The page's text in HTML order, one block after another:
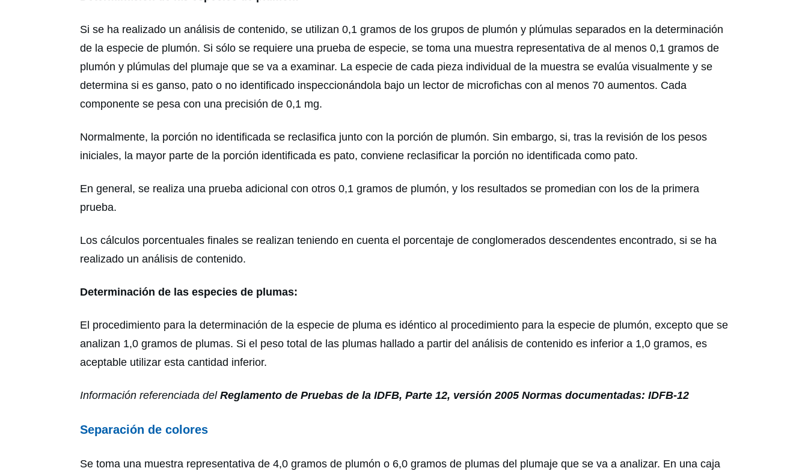
Si se ha realizado un análisis de contenido, se utilizan 0,1 gramos de los grupos de plumón y plúmulas separados en la determinación
de la especie de plumón. Si sólo se requiere una prueba de especie, se toma una muestra representativa de al menos 0,1 gramos de
plumón y plúmulas del plumaje que se va a examinar. La especie de cada pieza individual de la muestra se evalúa visualmente y se
determina si es ganso, pato o no identificado inspeccionándola bajo un lector de microfichas con al menos 70 aumentos. Cada
componente se pesa con una precisión de 0,1 mg.
Normalmente, la porción no identificada se reclasifica junto con la porción de plumón. Sin embargo, si, tras la revisión de los pesos
iniciales, la mayor parte de la porción identificada es pato, conviene reclasificar la porción no identificada como pato.
En general, se realiza una prueba adicional con otros 0,1 gramos de plumón, y los resultados se promedian con los de la primera
prueba.
Los cálculos porcentuales finales se realizan teniendo en cuenta el porcentaje de conglomerados descendentes encontrado, si se ha
realizado un análisis de contenido.
Determinación de las especies de plumas:
El procedimiento para la determinación de la especie de pluma es idéntico al procedimiento para la especie de plumón, excepto que se
analizan 1,0 gramos de plumas. Si el peso total de las plumas hallado a partir del análisis de contenido es inferior a 1,0 gramos, es
aceptable utilizar esta cantidad inferior.
Información referenciada del Reglamento de Pruebas de la IDFB, Parte 12, versión 2005 Normas documentadas: IDFB-12
Separación de colores
Se toma una muestra representativa de 4,0 gramos de plumón o 6,0 gramos de plumas del plumaje que se va a analizar. En una caja